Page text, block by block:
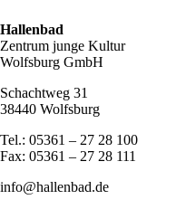
Hallenbad
Zentrum junge Kultur
Wolfsburg GmbH
Schachtweg 31
38440 Wolfsburg
Tel.: 05361 – 27 28 100
Fax: 05361 – 27 28 111
info@hallenbad.de